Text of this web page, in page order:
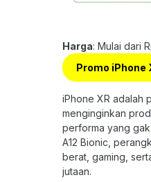
Harga: Mulai dari
Promo iPhone
iPhone XR adalah
menginginkan
performa yang
A12 Bionic,
berat, gaming,
jutaan.